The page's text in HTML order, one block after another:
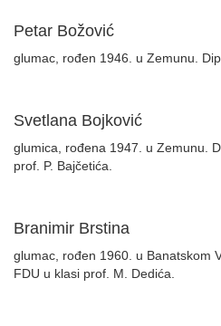
Petar Božović
glumac, rođen 1946. u Zemunu.
Svetlana Bojković
glumica, rođena 1947. u Zemunu.
prof. P. Bajčetića.
Branimir Brstina
glumac, rođen 1960. u Banatskom
FDU u klasi prof. M. Dedića.